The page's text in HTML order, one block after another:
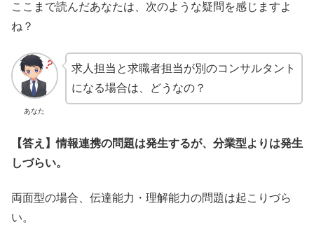
ここまで読んだあなたは、次のような疑問を感じますよ
ね？
あなた
求人担当と求職者担当が別のコンサルタント
になる場合は、どうなの？
【答え】情報連携の問題は発生するが、分業型よりは発生
しづらい。
両面型の場合、伝達能力・理解能力の問題は起こりづら
い。